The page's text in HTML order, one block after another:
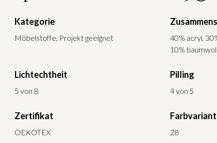
Kategorie
Möbelstoffe, Projekt geeignet
40% acryl,
10%
Lichtechtheit
5 von 8
Pilling
4 von 5
Zertifikat
OEKOTEX 28